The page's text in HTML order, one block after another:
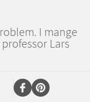
I mange
Lars